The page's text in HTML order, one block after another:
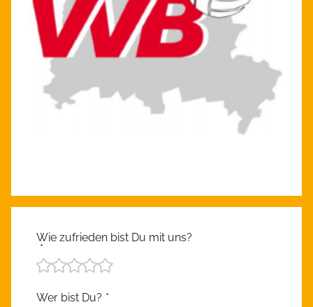
Wie zufrieden bist Du mit uns?
*
Wer bist Du? *